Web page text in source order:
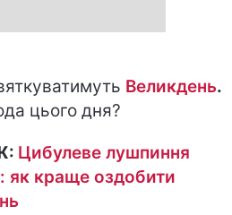
Великдень.
цього дня?
Цибулеве лушпиння
як краще оздобити